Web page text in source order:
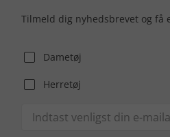
Tilmeld dig nyhedsbrevet og få
Dametøj
Herretøj